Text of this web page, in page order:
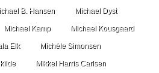
B. Hansen Michael Dyst
Michael Kamp Michael Kousgaard
Elk Michèle Simonsen
Mikkel Harris Carlsen